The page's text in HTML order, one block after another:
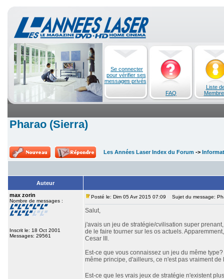
Se connecter
pour vérifier ses
messages privés
FAQ
Liste
Pharao (Sierra)
Les Années Laser Index du Forum ->
Auteur
max zorin
Nombre de messages :
Inscrit le: 18 Oct 2001
Messages: 29561
Posté le: Dim 05 Avr 2015 07:09 Sujet du message:
Salut,
j'avais un jeu de stratégie/cvilisation super
de le faire tourner sur les os actuels.
Cesar III.
Est-ce que vous connaissez un jeu du même
même principe, d'ailleurs, ce n'est pas vraiment
Est-ce que les vrais jeux de stratégie n'existent